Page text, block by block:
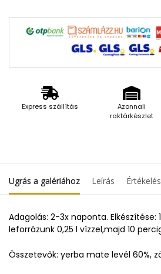
Express szállítás
Azonnali
raktárkészlet
Ugrás a galériához Leírás
Adagolás: 2-3x naponta. Elkészítése:
leforrázunk 0,25 l vízzel,majd 10
Összetevők: yerba mate levél 60%,